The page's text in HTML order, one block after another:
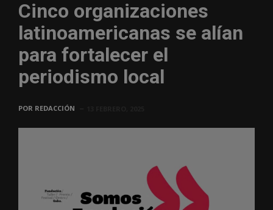
Cinco organizaciones
latinoamericanas se alían
para fortalecer el
periodismo local
POR REDACCIÓN